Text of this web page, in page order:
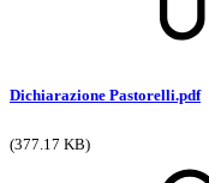
Dichiarazione Pastorelli.pdf
(377.17 KB)